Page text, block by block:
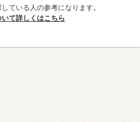
ている人の参考になります。
て詳しくはこちら